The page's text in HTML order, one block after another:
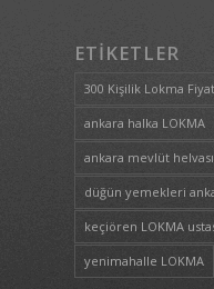
ETIKETLER
300 Kişilik Lokma
ankara halka LOKMA
ankara mevlüt
düğün yemekleri
keçiören LOKMA
yenimahalle LOKMA